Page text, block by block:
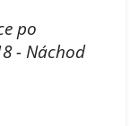
po
- Náchod